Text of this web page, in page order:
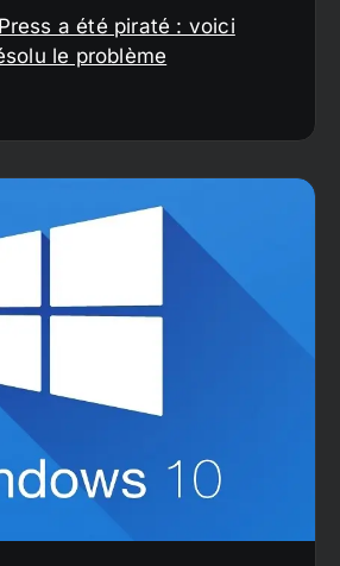
a été piraté : voici
le problème